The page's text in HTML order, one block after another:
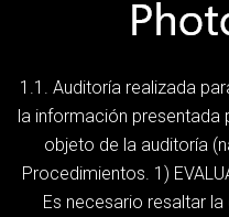
1.1. Auditoría realizada
la información
objeto de la auditoría
Procedimientos. 1)
Es necesario resaltar la